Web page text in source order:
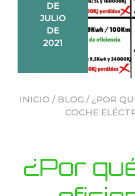
DE
JULIO
DE
2021
INICIO / BLOG / ¿POR
COCHE
¿Por